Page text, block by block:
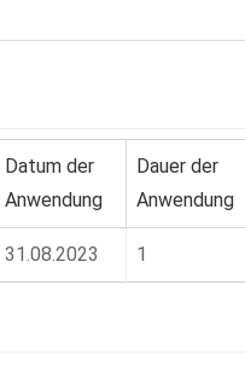
Datum der
Anwendung
Dauer der
Anwendung
31.08.2023 1